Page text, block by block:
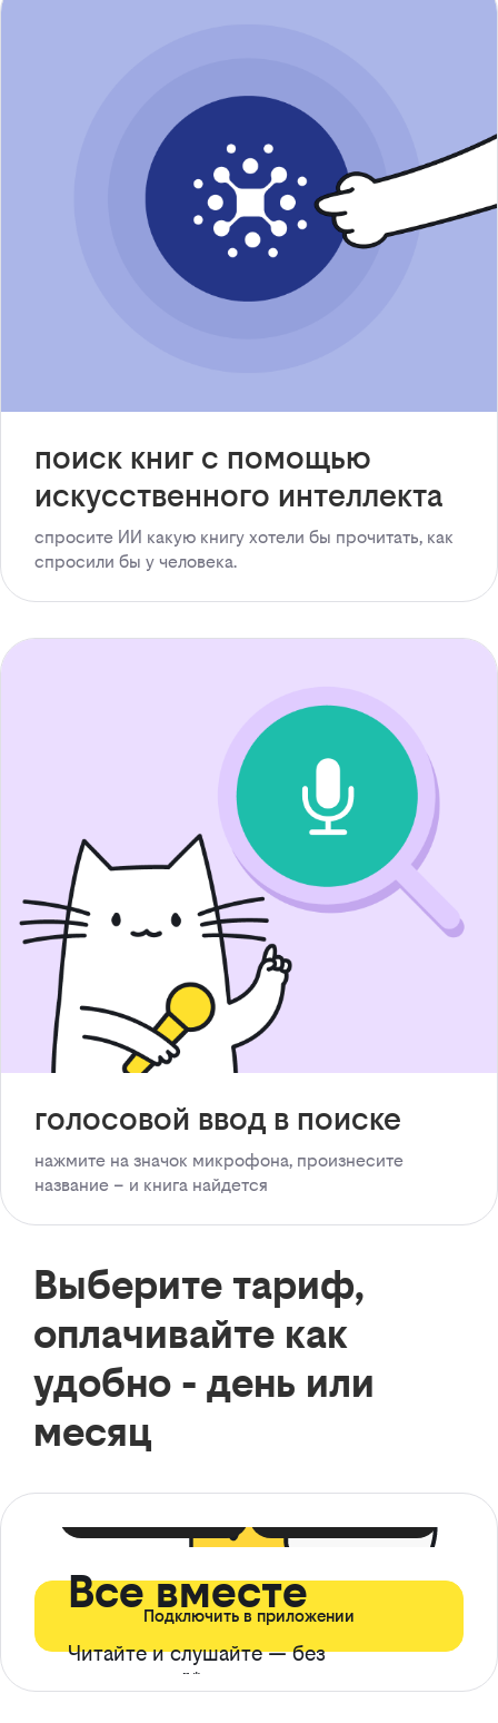
поиск книг с помощью
искусственного интеллекта
спросите ИИ какую книгу хотели бы прочитать, как
спросили бы у человека.
голосовой ввод в поиске
нажмите на значок микрофона, произнесите
название – и книга найдется
Выберите тариф,
оплачивайте как
удобно - день или
месяц
Все вместе
Читайте и слушайте — без
ограничений*
Подключить в приложении